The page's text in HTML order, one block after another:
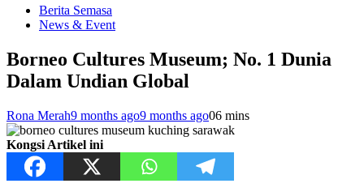
Berita Semasa
News & Event
Borneo Cultures Museum; No. 1 Dunia
Dalam Undian Global
Rona Merah9 months ago9 months ago06 mins
Kongsi Artikel ini